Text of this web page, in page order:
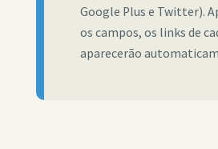
Google Plus e Twitter).
os campos, os links de
aparecerão